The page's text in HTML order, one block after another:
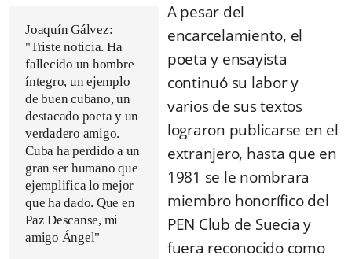
Joaquín Gálvez:
"Triste noticia. Ha
fallecido un hombre
íntegro, un ejemplo
de buen cubano, un
destacado poeta y un
verdadero amigo.
Cuba ha perdido a un
gran ser humano que
ejemplifica lo mejor
que ha dado. Que en
Paz Descanse, mi
amigo Ángel"
A pesar del
encarcelamiento, el
poeta y ensayista
continuó su labor y
varios de sus textos
lograron publicarse en el
extranjero, hasta que en
1981 se le nombrara
miembro honorífico del
PEN Club de Suecia y
fuera reconocido como